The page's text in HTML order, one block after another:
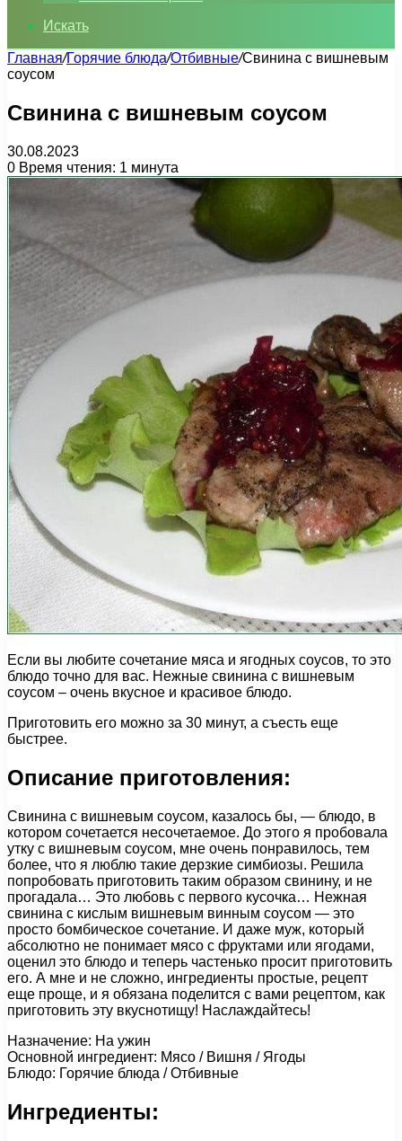
Искать
Главная/Горячие блюда/Отбивные/Свинина с вишневым
соусом
Свинина с вишневым соусом
30.08.2023
0 Время чтения: 1 минута
Если вы любите сочетание мяса и ягодных соусов, то это
блюдо точно для вас. Нежные свинина с вишневым
соусом – очень вкусное и красивое блюдо.
Приготовить его можно за 30 минут, а съесть еще
быстрее.
Описание приготовления:
Свинина с вишневым соусом, казалось бы, — блюдо, в
котором сочетается несочетаемое. До этого я пробовала
утку с вишневым соусом, мне очень понравилось, тем
более, что я люблю такие дерзкие симбиозы. Решила
попробовать приготовить таким образом свинину, и не
прогадала… Это любовь с первого кусочка… Нежная
свинина с кислым вишневым винным соусом — это
просто бомбическое сочетание. И даже муж, который
абсолютно не понимает мясо с фруктами или ягодами,
оценил это блюдо и теперь частенько просит приготовить
его. А мне и не сложно, ингредиенты простые, рецепт
еще проще, и я обязана поделится с вами рецептом, как
приготовить эту вкуснотищу! Наслаждайтесь!
Назначение: На ужин
Основной ингредиент: Мясо / Вишня / Ягоды
Блюдо: Горячие блюда / Отбивные
Ингредиенты: